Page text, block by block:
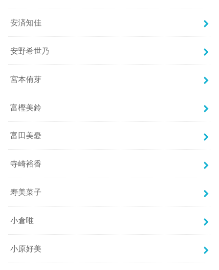
安済知佳
安野希世乃
宮本侑芽
富樫美鈴
富田美憂
寺崎裕香
寿美菜子
小倉唯
小原好美